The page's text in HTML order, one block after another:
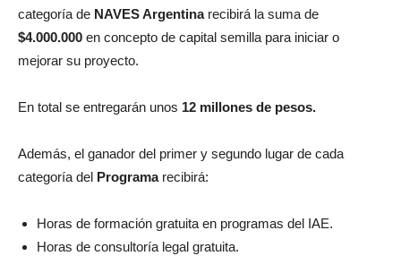
categoría de NAVES Argentinarecibirá la suma de
$4.000.000 en concepto de capital semilla para iniciar o
mejorar su proyecto.
En total se entregarán unos 12 millones de pesos.
Además, el ganador del primer y segundo lugar de cada
categoría del Programa recibirá:
Horas de formación gratuita en programas del IAE.
Horas de consultoría legal gratuita.